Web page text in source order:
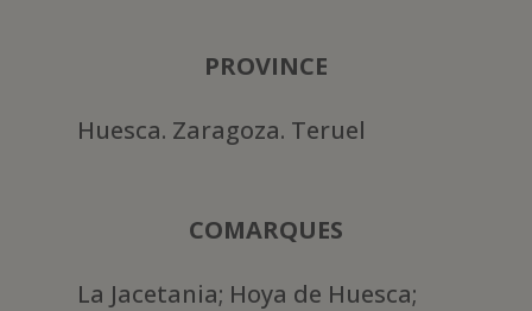
PROVINCE
Huesca. Zaragoza. Teruel
COMARQUES
La Jacetania; Hoya de Huesca;